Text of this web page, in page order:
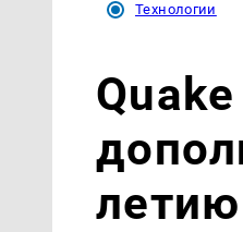
Технологии
летию